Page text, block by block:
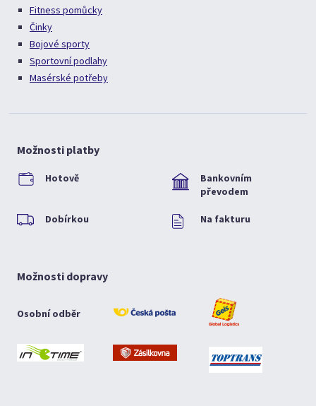
Fitness pomůcky
Činky
Bojové sporty
Sportovní podlahy
Masérské potřeby
Možnosti platby
Hotově
Bankovním
převodem
Dobírkou Na fakturu
Možnosti dopravy
Osobní odběr